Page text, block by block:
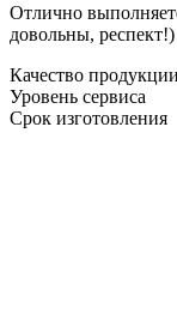
Отлично
довольны, респект!)
Качество продукции
Уровень сервиса
Срок изготовления